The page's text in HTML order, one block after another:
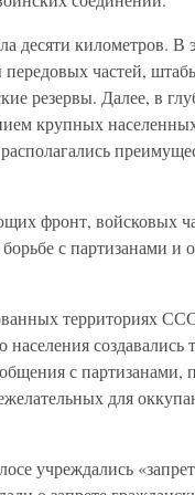
десяти километров. В
частей,
резервы. Далее, в
крупных
фронт, войсковых
с партизанами и
территориях
создавались
с партизанами,
для
учреждались